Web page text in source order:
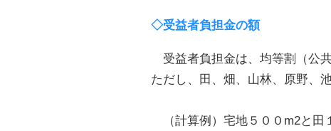
◇受益者負担金の額
受益者負担金は、均等割（公
ただし、田、畑、山林、原野、
（計算例）宅地５００m2と田